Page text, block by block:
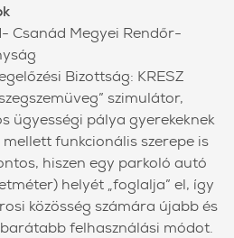
Csanád Megyei Rendőr-
Bizottság: KRESZ
szimulátor,
ügyességi pálya gyerekeknek
funkcionális szerepe is
hiszen egy parkoló autó
helyét „foglalja” el, így
közösség számára újabb és
felhasználási módot.